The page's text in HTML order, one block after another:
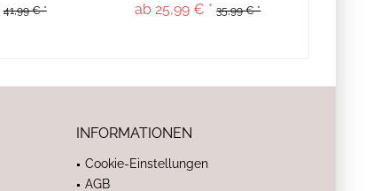
41,99 € * ab 25,99 € * 35,99 € *
INFORMATIONEN
Cookie-Einstellungen
AGB